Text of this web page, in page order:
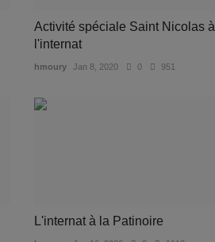
Activité spéciale Saint Nicolas à
l'internat
hmoury Jan 8, 2020 0 951
L'internat à la Patinoire